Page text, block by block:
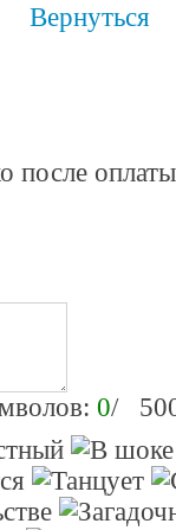
Вернуться
после оплаты
0/